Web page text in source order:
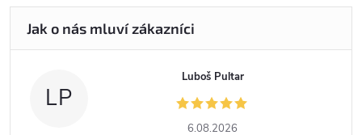
LP
Luboš Pultar
6.08.2026